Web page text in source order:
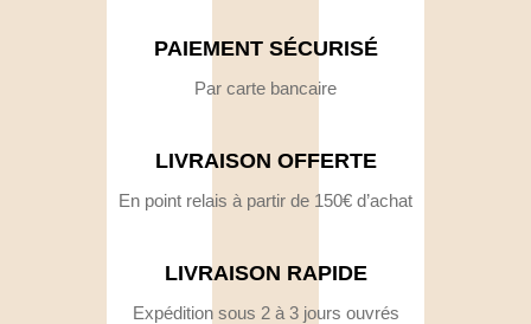
PAIEMENT SÉCURISÉ
Par carte bancaire
LIVRAISON OFFERTE
En point relais à partir de 150€ d’achat
LIVRAISON RAPIDE
Expédition sous 2 à 3 jours ouvrés